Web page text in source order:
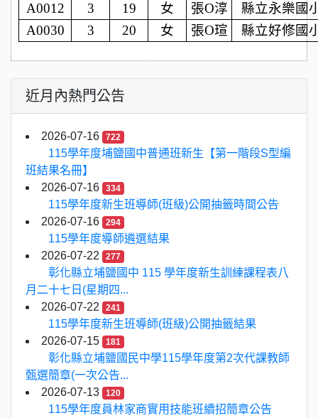
A0012
3 19 女 張O淳
縣立永樂國
A0030
3 20 女 張O瑄 縣立好修國
近月內熱門公告
2026-07-16 722
115學年度埔鹽國中普通班新生【第一階段S型編
班結果名冊】
2026-07-16
334
115學年度新生班導師(班級)公開抽籤時間公告
2026-07-16
294
115學年度導師遴選結果
2026-07-22
277
彰化縣立埔鹽國中 115 學年度新生訓練課程表八
月二十七日(星期四...
2026-07-22
241
115學年度新生班導師(班級)公開抽籤結果
2026-07-15
181
彰化縣立埔鹽國民中學115學年度第2次代課教師
甄選簡章(一次公告...
2026-07-13
120
115學年度員林家商實用技能班續招簡章公告